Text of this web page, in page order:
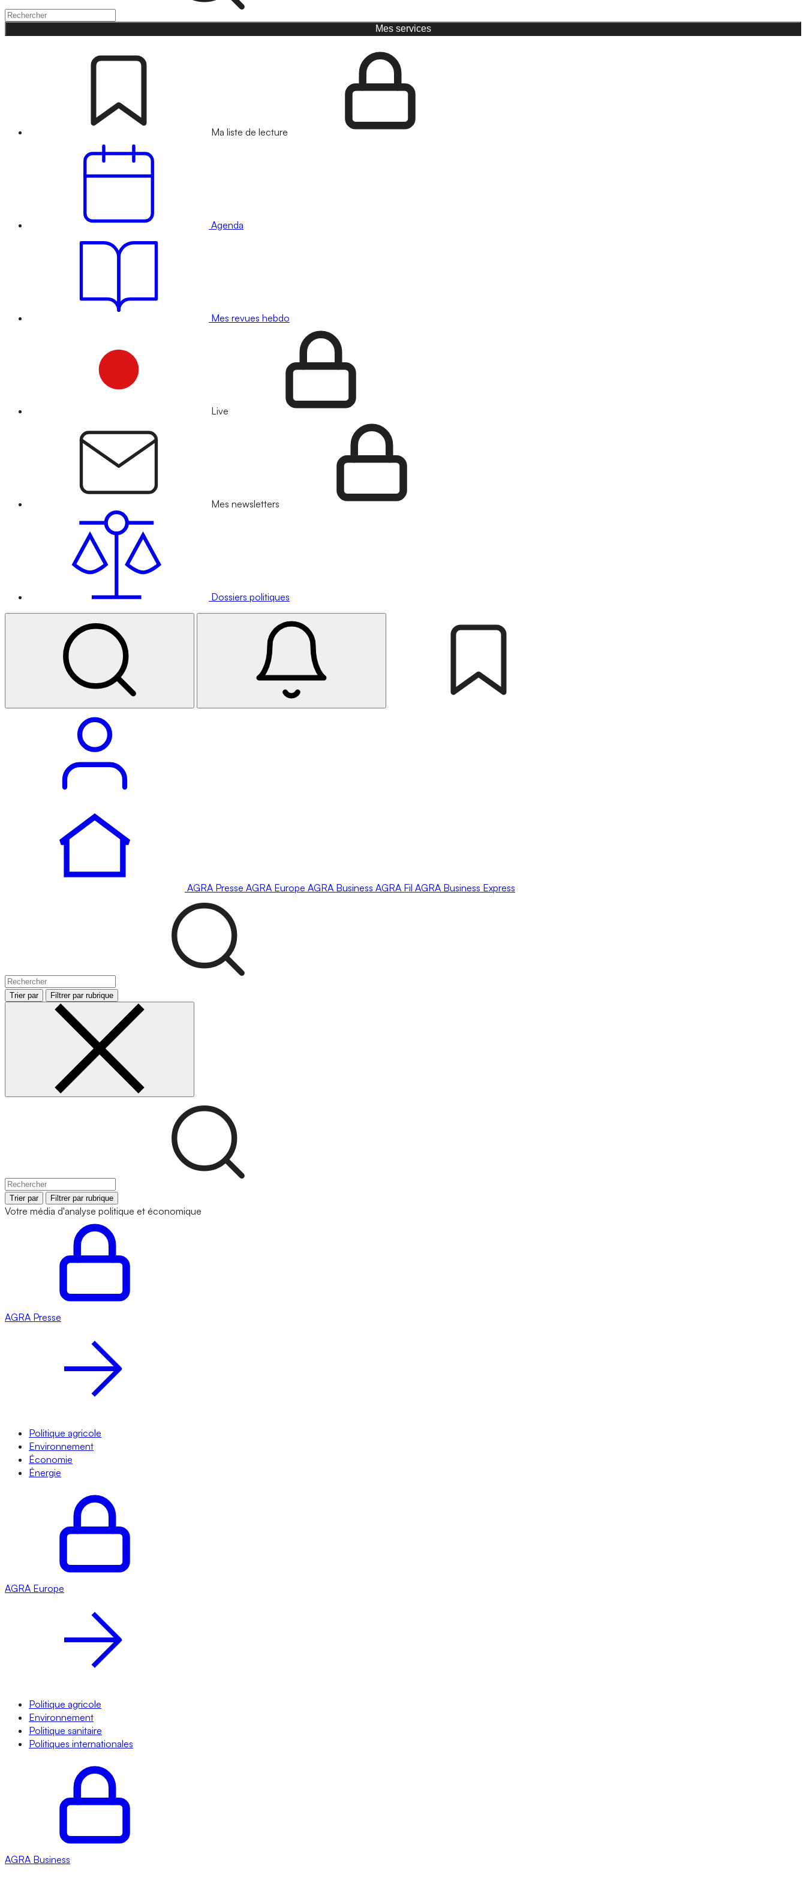
Mes services
Ma liste de lecture
Agenda
Mes revues hebdo
Live
Mes newsletters
Dossiers politiques
AGRA Presse AGRA Europe AGRA Business AGRA Fil AGRA Business Express
Trier par Filtrer par rubrique
Trier par Filtrer par rubrique
Votre média d'analyse politique et économique
AGRA Presse
Politique agricole
Environnement
Économie
Énergie
AGRA Europe
Politique agricole
Environnement
Politique sanitaire
Politiques internationales
AGRA Business